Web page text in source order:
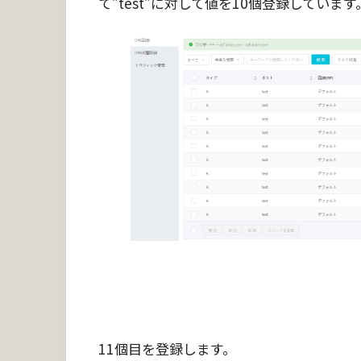
11個目を登録します。